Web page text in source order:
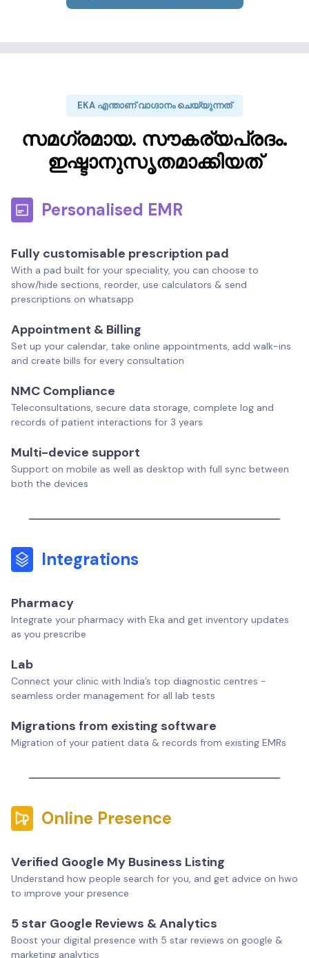
EKA എന്താണ് വാഗ്ദാനം ചെയ്യുന്നത്
സമഗ്രമായ. സൗകര്യപ്രദം.
ഇഷ്ടാനുസൃതമാക്കിയത്
Personalised EMR
Fully customisable prescription pad
With a pad built for your speciality, you can choose to
show/hide sections, reorder, use calculators & send
prescriptions on whatsapp
Appointment & Billing
Set up your calendar, take online appointments, add walk-ins
and create bills for every consultation
NMC Compliance
Teleconsultations, secure data storage, complete log and
records of patient interactions for 3 years
Multi-device support
Support on mobile as well as desktop with full sync between
both the devices
Integrations
Pharmacy
Integrate your pharmacy with Eka and get inventory updates
as you prescribe
Lab
Connect your clinic with India’s top diagnostic centres -
seamless order management for all lab tests
Migrations from existing software
Migration of your patient data & records from existing EMRs
Online Presence
Verified Google My Business Listing
Understand how people search for you, and get advice on hwo
to improve your presence
5 star Google Reviews & Analytics
Boost your digital presence with 5 star reviews on google &
marketing analytics